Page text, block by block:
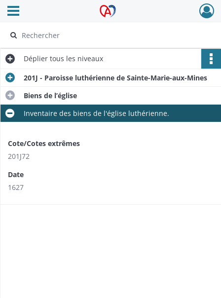
Archives Alsace - Colmar
Ouvrir le menu déroulant
Déplier tous les niveaux
201J - Paroisse luthérienne de Sainte-Marie-aux-Mines
Biens de l’église
Inventaire des biens de l'église luthérienne.
Cote/Cotes extrêmes
201J72
Date
1627